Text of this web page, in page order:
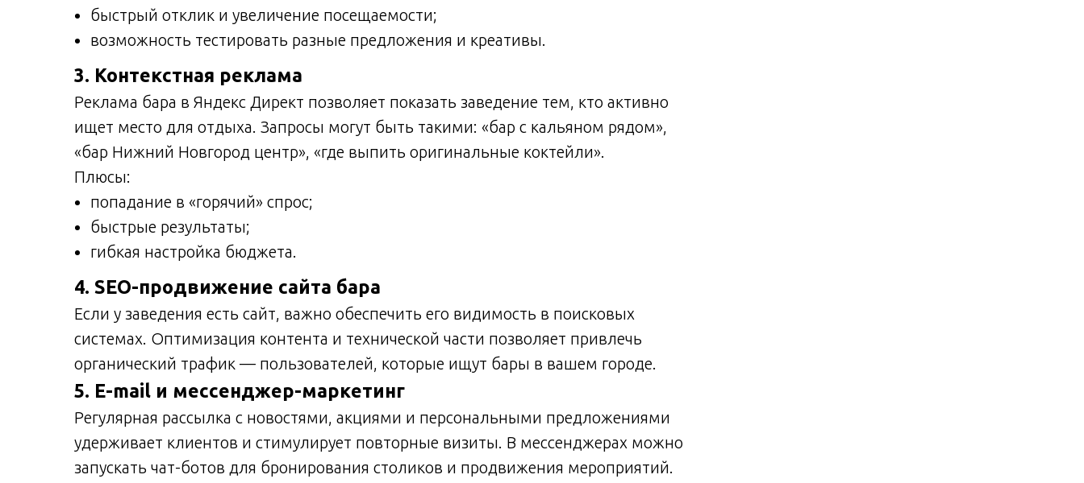
быстрый отклик и увеличение посещаемости;
возможность тестировать разные предложения и креативы.
3. Контекстная реклама
Реклама бара в Яндекс Директ позволяет показать заведение тем, кто активно
ищет место для отдыха. Запросы могут быть такими: «бар с кальяном рядом»,
«бар Нижний Новгород центр», «где выпить оригинальные коктейли».
Плюсы:
попадание в «горячий» спрос;
быстрые результаты;
гибкая настройка бюджета.
4. SEO-продвижение сайта бара
Если у заведения есть сайт, важно обеспечить его видимость в поисковых
системах. Оптимизация контента и технической части позволяет привлечь
органический трафик — пользователей, которые ищут бары в вашем городе.
5. E-mail и мессенджер-маркетинг
Регулярная рассылка с новостями, акциями и персональными предложениями
удерживает клиентов и стимулирует повторные визиты. В мессенджерах можно
запускать чат-ботов для бронирования столиков и продвижения мероприятий.